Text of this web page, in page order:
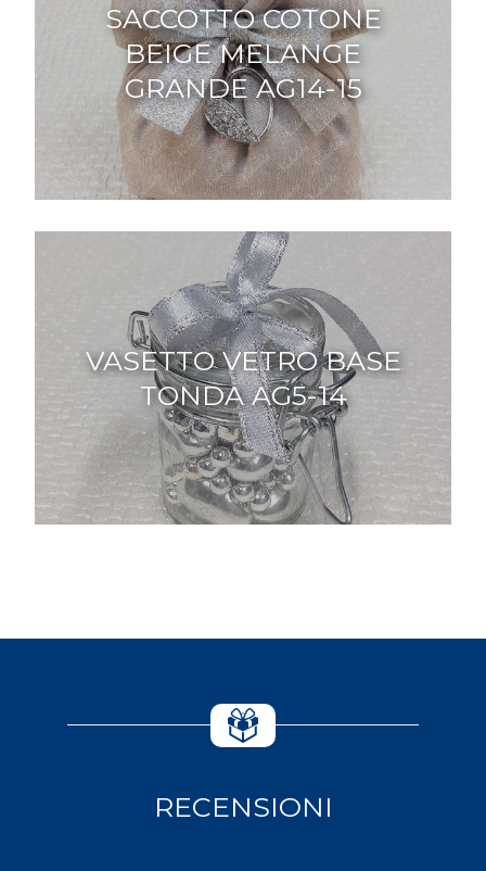
SACCOTTO COTONE
BEIGE MELANGE
GRANDE AG14-15
VASETTO VETRO BASE
TONDA AG5-14
RECENSIONI